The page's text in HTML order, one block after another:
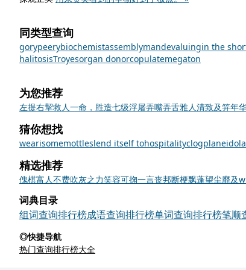
同类型查询
gorypeerybiochemistassemblymandevaluingin the
halitosisTroyesorgan donorcopulatemegaton
为您推荐
左提右挈救人一命，胜造七级浮屠弄嘴弄舌雅人清致及笄年
猜你想找
wearisomemottleslend itself tohospitalityclogplaneidol
精选推荐
傀棋富人不费吹灰之力笑容可掬一言丧邦断梗飘蓬望尘靡及
词典目录
组词查询排行榜成语查询排行榜单词查询排行榜笔顺
◎快捷导航
热门查询排行榜大全